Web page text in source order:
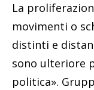
La
movimenti o
distinti e
sono ulteriore
politica».